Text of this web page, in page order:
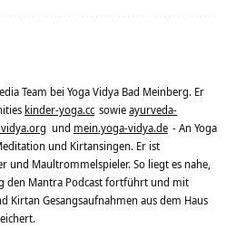
Team bei Yoga Vidya Bad Meinberg. Er
kinder-yoga.cc sowieayurveda-
und mein.yoga-vidya.de - An Yoga
und Kirtansingen. Er ist
und Maultrommelspieler. So liegt es nahe,
den Mantra Podcast fortführt und mit
Kirtan Gesangsaufnahmen aus dem Haus